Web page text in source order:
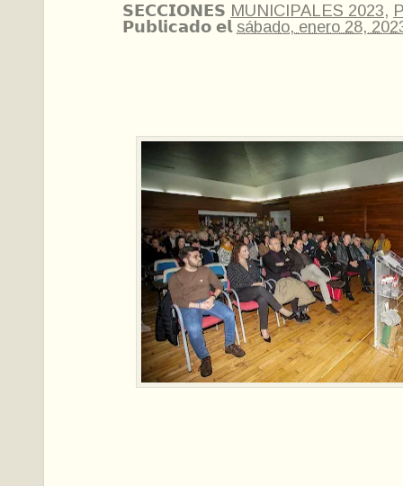
𝗦𝗘𝗖𝗖𝗜𝗢𝗡𝗘𝗦 MUNICIPALES 2023,
𝗣𝘂𝗯𝗹𝗶𝗰𝗮𝗱𝗼 𝗲𝗹 sábado, enero 28,